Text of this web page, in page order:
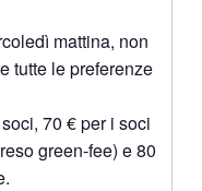
mattina, non
tutte le preferenze
70 € per i soci
green-fee) e 80